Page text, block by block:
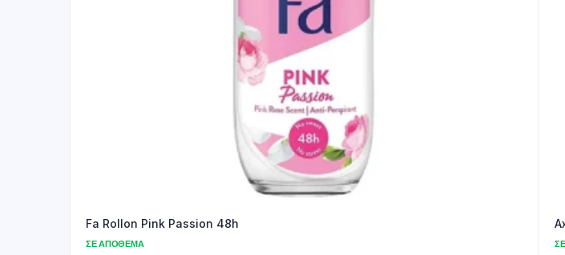
Fa Rollon Pink Passion 48h
ΣΕ ΑΠΌΘΕΜΑ